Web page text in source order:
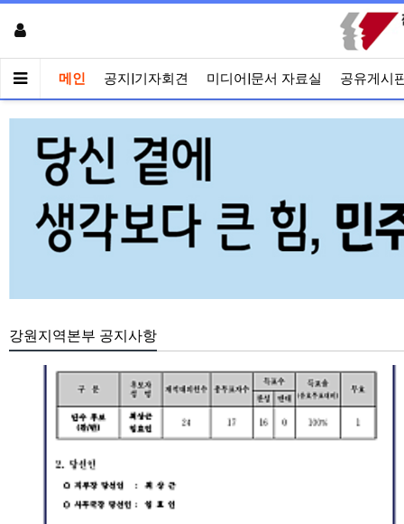
메인 공지|기자회견 미디어|문서 자료실 공유게시
강원지역본부 공지사항